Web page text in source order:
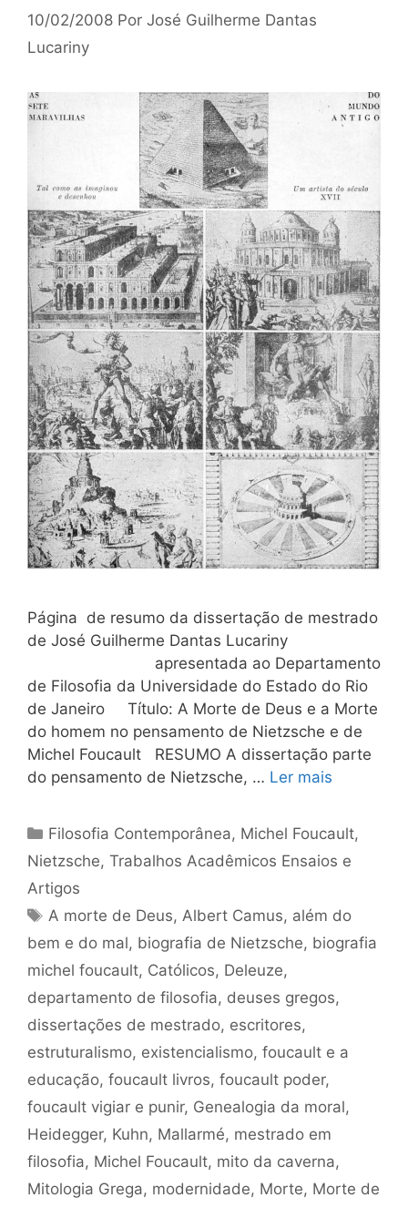
10/02/2008 Por José Guilherme Dantas
Lucariny
Página de resumo da dissertação de mestrado
de José Guilherme Dantas Lucariny
apresentada ao Departamento
de Filosofia da Universidade do Estado do Rio
de Janeiro Título: A Morte de Deus e a Morte
do homem no pensamento de Nietzsche e de
Michel Foucault RESUMO A dissertação parte
do pensamento de Nietzsche, … Ler mais
Categorias
Filosofia Contemporânea, Michel Foucault,
Nietzsche, Trabalhos Acadêmicos Ensaios e
Artigos
Tags
A morte de Deus,Albert Camus, além do
bem e do mal, biografia de Nietzsche, biografia
michel foucault, Católicos, Deleuze,
departamento de filosofia, deuses gregos,
dissertações de mestrado, escritores,
estruturalismo, existencialismo, foucault e a
educação, foucault livros, foucault poder,
foucault vigiar e punir, Genealogia da moral,
Heidegger, Kuhn, Mallarmé, mestrado em
filosofia, Michel Foucault, mito da caverna,
Mitologia Grega, modernidade, Morte, Morte de